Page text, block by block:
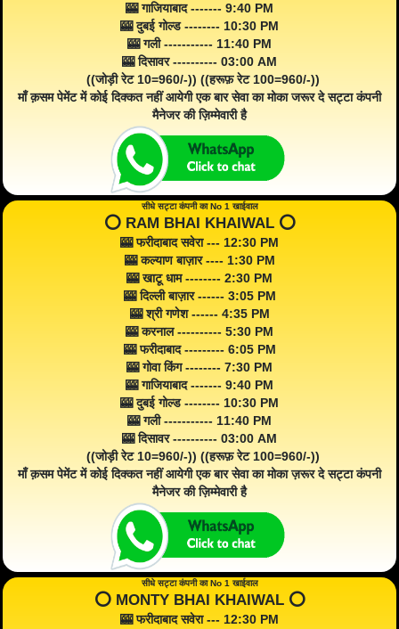
🎰 गाजियाबाद ------- 9:40 PM
🎰 दुबई गोल्ड -------- 10:30 PM
🎰 गली ----------- 11:40 PM
🎰 दिसावर ---------- 03:00 AM
((जोड़ी रेट 10=960/-)) ((हरूफ़ रेट 100=960/-))
माँ क़सम पेमेंट में कोई दिक्कत नहीं आयेगी एक बार सेवा का मोका जरूर दे सट्टा कंपनी
मैनेजर की ज़िम्मेवारी है
सीधे सट्टा कंपनी का No 1 खाईवाल
⭕️ RAM BHAI KHAIWAL ⭕️
🎰 फरीदाबाद सवेरा --- 12:30 PM
🎰 कल्याण बाज़ार ---- 1:30 PM
🎰 खाटू धाम -------- 2:30 PM
🎰 दिल्ली बाज़ार ------ 3:05 PM
🎰 श्री गणेश ------ 4:35 PM
🎰 करनाल ---------- 5:30 PM
🎰 फरीदाबाद --------- 6:05 PM
🎰 गोवा किंग -------- 7:30 PM
🎰 गाजियाबाद ------- 9:40 PM
🎰 दुबई गोल्ड -------- 10:30 PM
🎰 गली ----------- 11:40 PM
🎰 दिसावर ---------- 03:00 AM
((जोड़ी रेट 10=960/-)) ((हरूफ़ रेट 100=960/-))
माँ क़सम पेमेंट में कोई दिक्कत नहीं आयेगी एक बार सेवा का मोका ज़रूर दे सट्टा कंपनी
मैनेजर की ज़िम्मेवारी है
सीधे सट्टा कंपनी का No 1 खाईवाल
⭕️ MONTY BHAI KHAIWAL ⭕️
🎰 फरीदाबाद सवेरा --- 12:30 PM